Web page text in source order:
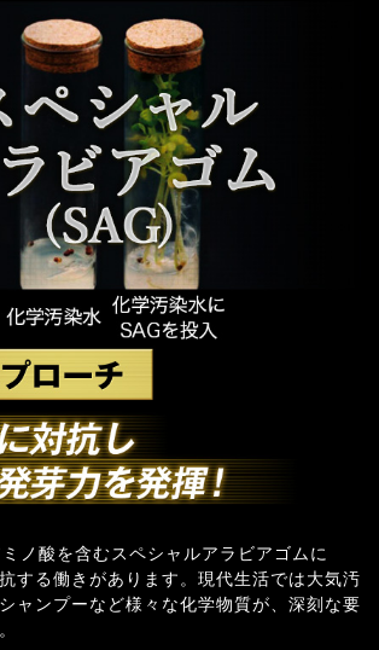
ノ酸を含むスペシャルアラビアゴムに
する働きがあります。現代生活では大気汚
ャンプーなど様々な化学物質が、深刻な要